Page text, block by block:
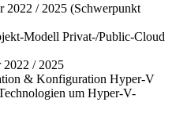
2022 / 2025 (Schwerpunkt
Modell Privat-/Public-Cloud
/ 2025
& Konfiguration Hyper-V
um Hyper-V-